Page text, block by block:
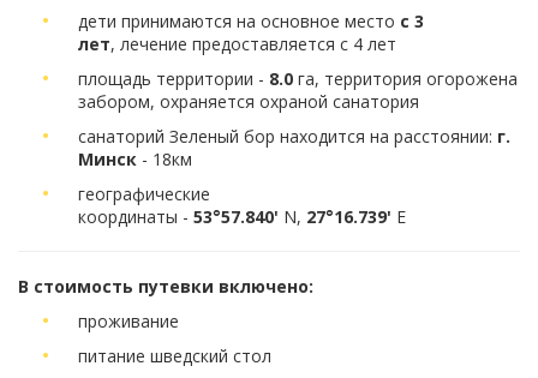
дети принимаются на основное место с 3
лет, лечение предоставляется с 4 лет
площадь территории - 8.0 га, территория огорожена
забором, охраняется охраной санатория
санаторий Зеленый бор находится на расстоянии: г.
Минск - 18км
географические
координаты - 53°57.840' N, 27°16.739' E
В стоимость путевки включено:
проживание
питание шведский стол